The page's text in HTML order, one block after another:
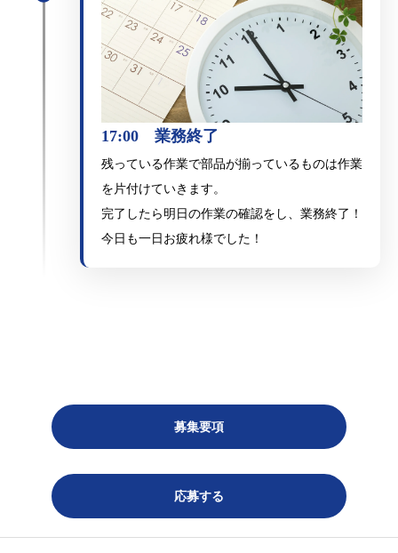
17:00 業務終了
残っている作業で部品が揃っているものは作業
を片付けていきます。
完了したら明日の作業の確認をし、業務終了！
今日も一日お疲れ様でした！
募集要項
応募する